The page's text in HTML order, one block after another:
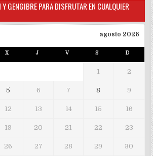
GENGIBRE PARA DISFRUTAR EN CUALQUIER
agosto 2026
X J V S D
1 2
5 6 7 8 9
12 13 14 15 16
19 20 21 22 23
26 27 28 29 30